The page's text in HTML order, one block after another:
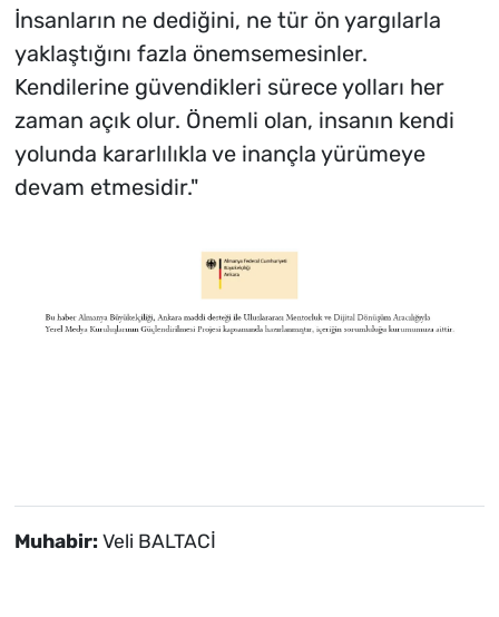
İnsanların ne dediğini, ne tür ön yargılarla
yaklaştığını fazla önemsemesinler.
Kendilerine güvendikleri sürece yolları her
zaman açık olur. Önemli olan, insanın kendi
yolunda kararlılıkla ve inançla yürümeye
devam etmesidir."
Muhabir: Veli BALTACİ